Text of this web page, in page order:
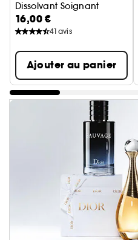
Dissolvant Soignant
16,00 €
41 avis
Ajouter au panier